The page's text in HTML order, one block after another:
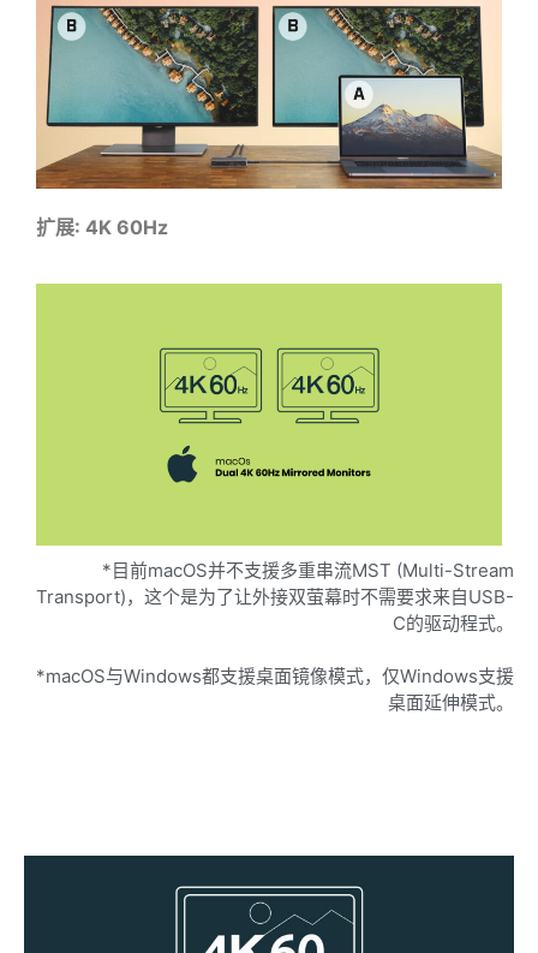
扩展: 4K 60Hz
*目前macOS并不支援多重串流MST (Multi-Stream
Transport)，这个是为了让外接双萤幕时不需要求来自USB-
C的驱动程式。
*macOS与Windows都支援桌面镜像模式，仅Windows支援
桌面延伸模式。